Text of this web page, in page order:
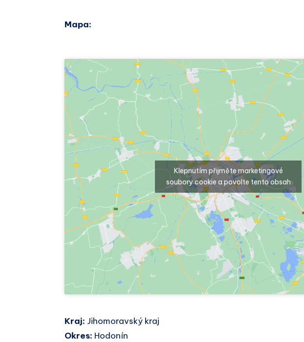
Mapa:
Klepnutím přijměte marketingové
soubory cookie a povolte tento obsah
Kraj: Jihomoravský kraj
Okres: Hodonín